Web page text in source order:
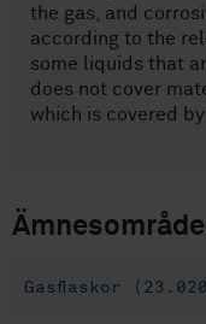
the gas, and
according to the
some liquids that
does not cover
which is covered
Gasflaskor